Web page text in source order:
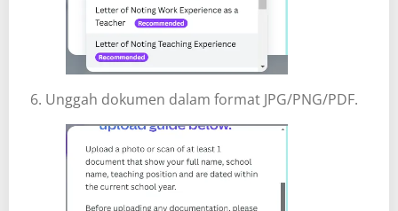
6. Unggah dokumen dalam format JPG/PNG/PDF.